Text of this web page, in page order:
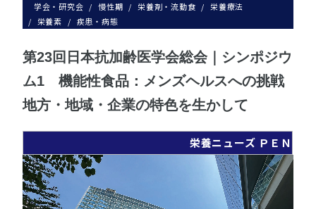
学会・研究会 慢性期 栄養剤・流動食
栄養療法
栄養素
疾患・病態
第23回日本抗加齢医学会総会｜シンポジウ
ム1 機能性食品：メンズヘルスへの挑戦
地方・地域・企業の特色を生かして
栄養ニューズ ＰＥＮ